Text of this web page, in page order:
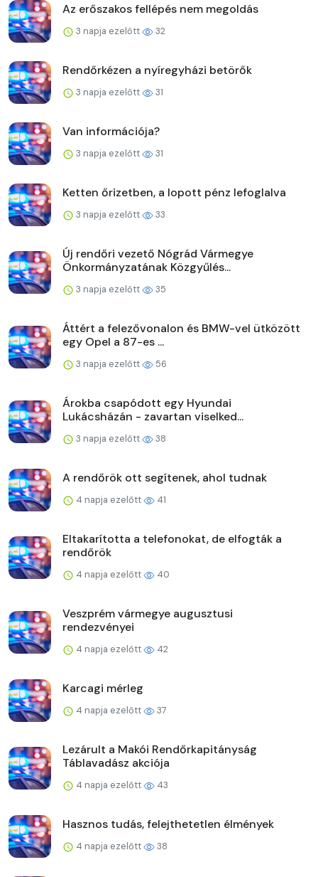
Az erőszakos fellépés nem megoldás
3 napja ezelőtt 32
Rendőrkézen a nyíregyházi betörők
3 napja ezelőtt 31
Van információja?
3 napja ezelőtt 31
Ketten őrizetben, a lopott pénz lefoglalva
3 napja ezelőtt 33
Új rendőri vezető Nógrád Vármegye
Önkormányzatának Közgyűlés...
3 napja ezelőtt 35
Áttért a felezővonalon és BMW-vel ütközött
egy Opel a 87-es ...
3 napja ezelőtt 56
Árokba csapódott egy Hyundai
Lukácsházán - zavartan viselked...
3 napja ezelőtt 38
A rendőrök ott segítenek, ahol tudnak
4 napja ezelőtt 41
Eltakarította a telefonokat, de elfogták a
rendőrök
4 napja ezelőtt 40
Veszprém vármegye augusztusi
rendezvényei
4 napja ezelőtt 42
Karcagi mérleg
4 napja ezelőtt 37
Lezárult a Makói Rendőrkapitányság
Táblavadász akciója
4 napja ezelőtt 43
Hasznos tudás, felejthetetlen élmények
4 napja ezelőtt 38